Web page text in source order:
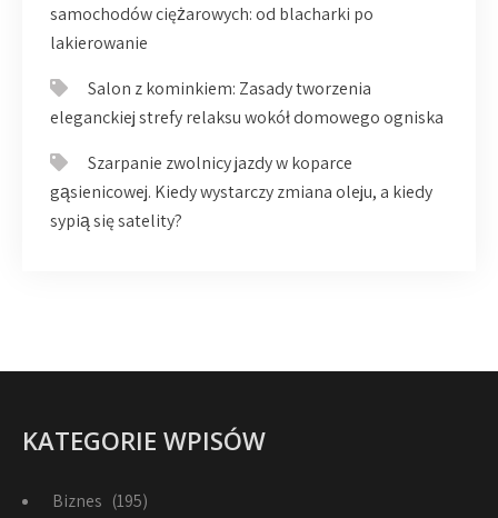
samochodów ciężarowych: od blacharki po
lakierowanie
Salon z kominkiem: Zasady tworzenia
eleganckiej strefy relaksu wokół domowego ogniska
Szarpanie zwolnicy jazdy w koparce
gąsienicowej. Kiedy wystarczy zmiana oleju, a kiedy
sypią się satelity?
KATEGORIE WPISÓW
Biznes (195)